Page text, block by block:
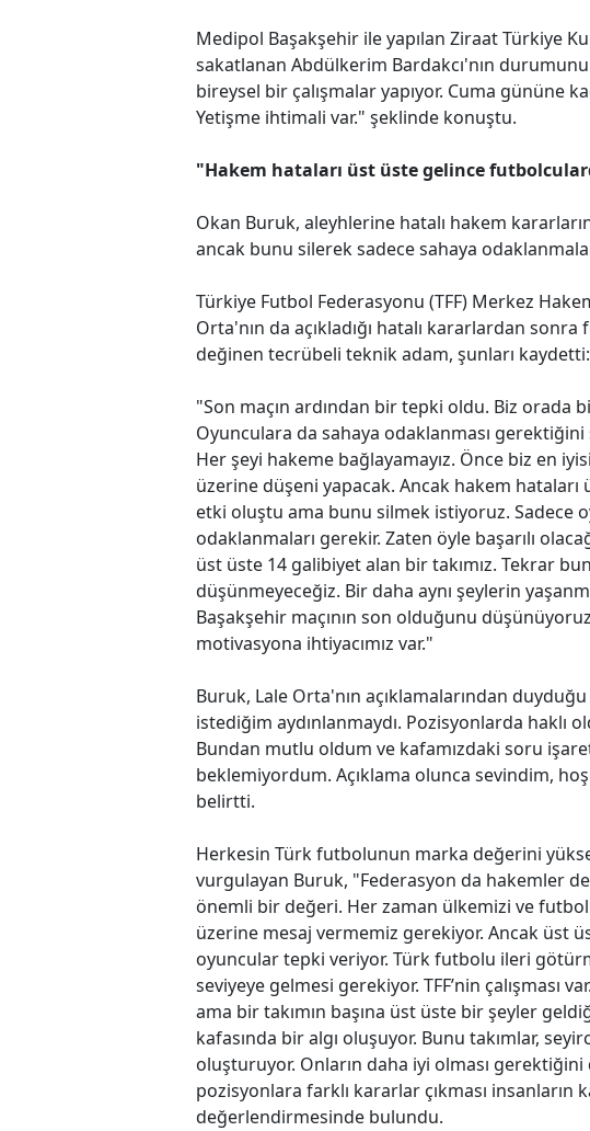
Medipol Başakşehir ile yapılan Ziraat Türkiye
sakatlanan Abdülkerim Bardakcı'nın
bireysel bir çalışmalar yapıyor. Cuma gününe
Yetişme ihtimali var." şeklinde konuştu.
"Hakem hataları üst üste gelince
Okan Buruk, aleyhlerine hatalı hakem
ancak bunu silerek sadece sahaya
Türkiye Futbol Federasyonu (TFF) Merkez
Orta'nın da açıkladığı hatalı kararlardan
değinen tecrübeli teknik adam, şunları kaydetti:
"Son maçın ardından bir tepki oldu. Biz orada
Oyunculara da sahaya odaklanması
Her şeyi hakeme bağlayamayız. Önce biz en
üzerine düşeni yapacak. Ancak hakem
etki oluştu ama bunu silmek istiyoruz. Sadece
odaklanmaları gerekir. Zaten öyle başarılı
üst üste 14 galibiyet alan bir takımız. Tekrar
düşünmeyeceğiz. Bir daha aynı şeylerin
Başakşehir maçının son olduğunu
motivasyona ihtiyacımız var."
Buruk, Lale Orta'nın açıklamalarından
istediğim aydınlanmaydı. Pozisyonlarda haklı
Bundan mutlu oldum ve kafamızdaki soru
beklemiyordum. Açıklama olunca sevindim,
belirtti.
Herkesin Türk futbolunun marka değerini
vurgulayan Buruk, "Federasyon da hakemler
önemli bir değeri. Her zaman ülkemizi ve
üzerine mesaj vermemiz gerekiyor. Ancak üst
oyuncular tepki veriyor. Türk futbolu ileri
seviyeye gelmesi gerekiyor. TFF’nin çalışması
ama bir takımın başına üst üste bir şeyler
kafasında bir algı oluşuyor. Bunu takımlar,
oluşturuyor. Onların daha iyi olması
pozisyonlara farklı kararlar çıkması insanların
değerlendirmesinde bulundu.